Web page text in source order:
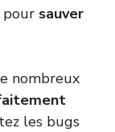
pour sauver
nombreux
les bugs